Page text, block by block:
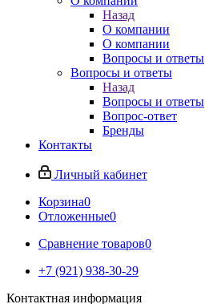
Назад
О компании
О компании
Вопросы и ответы
Вопросы и ответы
Назад
Вопросы и ответы
Вопрос-ответ
Бренды
Контакты
Личный кабинет
Корзина0
Отложенные0
Сравнение товаров0
+7 (921) 938-30-29
Контактная информация